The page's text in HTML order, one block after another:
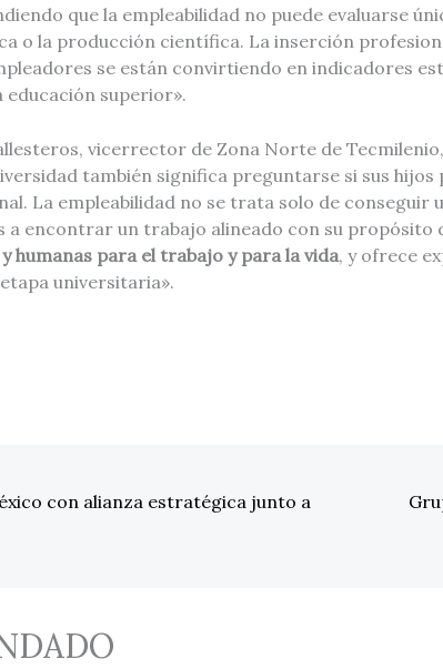
que la empleabilidad no puede evaluarse
o la producción científica. La inserción
se están convirtiendo en indicadores
educación superior».
vicerrector de Zona Norte de
también significa preguntarse si sus
La empleabilidad no se trata solo de conseguir
a encontrar un trabajo alineado con su propósito
humanas para el trabajo y para la vida, y ofrece
universitaria».
con alianza estratégica junto a